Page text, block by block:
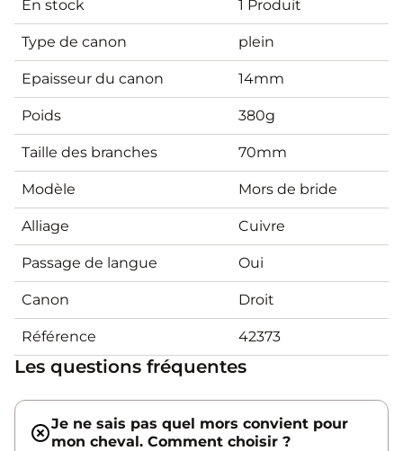
En stock 1 Produit
Type de canon plein
Epaisseur du canon 14mm
Poids 380g
Taille des branches 70mm
Modèle Mors de bride
Alliage Cuivre
Passage de langue Oui
Canon Droit
Référence 42373
Les questions fréquentes
Je ne sais pas quel mors convient pour
mon cheval. Comment choisir ?